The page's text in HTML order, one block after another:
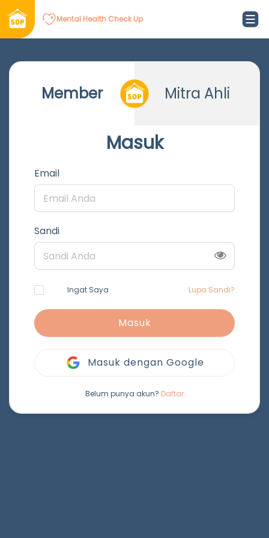
Mental Health Check Up
Member Mitra Ahli
Masuk
Email
Sandi
Ingat Saya Lupa Sandi?
Masuk
Masuk dengan Google
Belum punya akun? Daftar